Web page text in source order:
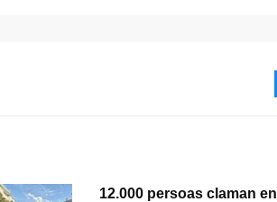
12.000 persoas claman en